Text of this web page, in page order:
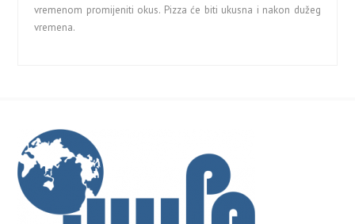
vremenom promijeniti okus. Pizza će biti ukusna i nakon dužeg
vremena.